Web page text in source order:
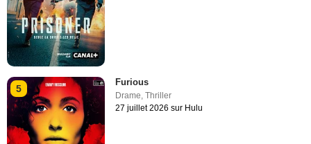
5
Furious
Drame ,Thriller
27 juillet 2026 sur Hulu